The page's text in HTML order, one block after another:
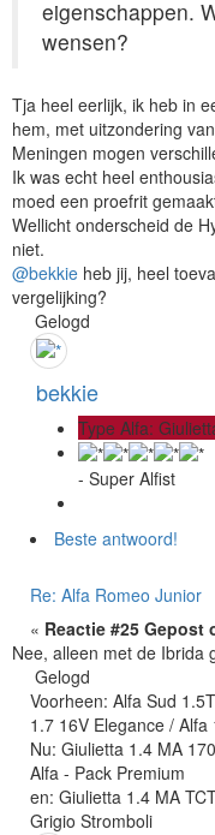
eigenschappen.
wensen?
Tja heel eerlijk, ik heb in
hem, met uitzondering
Meningen mogen
Ik was echt heel
moed een proefrit
Wellicht onderscheid de
niet.
@bekkie heb jij, heel
vergelijking?
Gelogd
bekkie
Type Alfa:
- Super Alfist
Beste antwoord!
Re: Alfa Romeo Junior
« Reactie #25 Gepost
Nee, alleen met de Ibrida
Gelogd
Voorheen: Alfa Sud
1.7 16V Elegance /
Nu: Giulietta 1.4 MA
Alfa - Pack Premium
en: Giulietta 1.4 MA
Grigio Stromboli